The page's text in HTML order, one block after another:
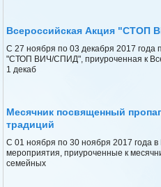
Всероссийская Акция "СТОП
С 27 ноября по 03 декабря 2017 года
"СТОП ВИЧ/СПИД", приуроченная к
1 декаб
Месячник посвященный
традиций
С 01 ноября по 30 ноября 2017 года
мероприятия, приуроченные к
семейных